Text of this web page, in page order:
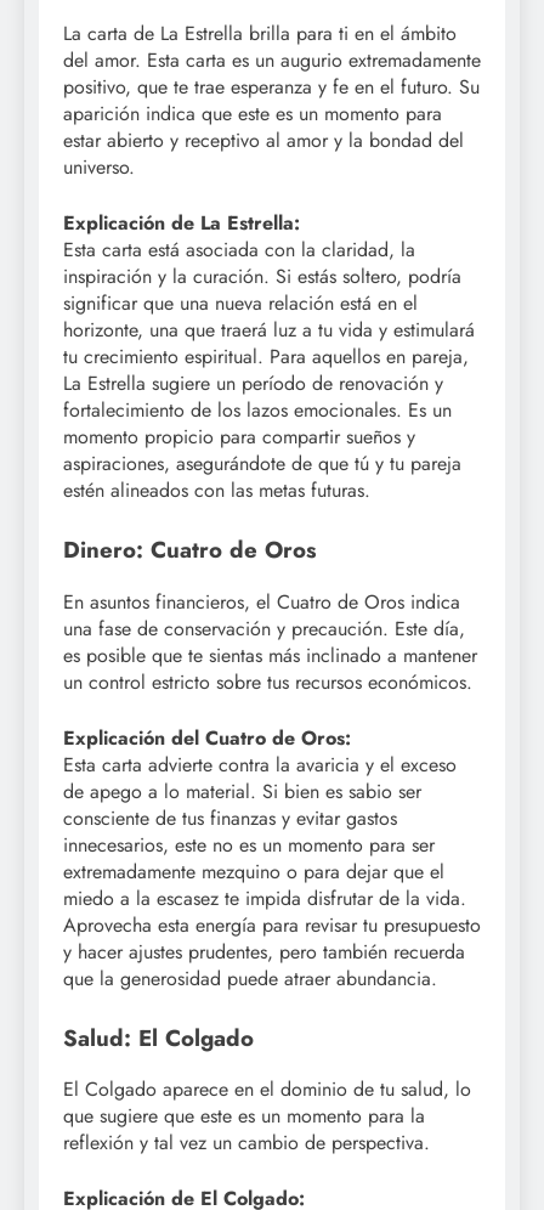
La carta de La Estrella brilla para ti en el ámbito
del amor. Esta carta es un augurio extremadamente
positivo, que te trae esperanza y fe en el futuro. Su
aparición indica que este es un momento para
estar abierto y receptivo al amor y la bondad del
universo.
Explicación de La Estrella:
Esta carta está asociada con la claridad, la
inspiración y la curación. Si estás soltero, podría
significar que una nueva relación está en el
horizonte, una que traerá luz a tu vida y estimulará
tu crecimiento espiritual. Para aquellos en pareja,
La Estrella sugiere un período de renovación y
fortalecimiento de los lazos emocionales. Es un
momento propicio para compartir sueños y
aspiraciones, asegurándote de que tú y tu pareja
estén alineados con las metas futuras.
Dinero: Cuatro de Oros
En asuntos financieros, el Cuatro de Oros indica
una fase de conservación y precaución. Este día,
es posible que te sientas más inclinado a mantener
un control estricto sobre tus recursos económicos.
Explicación del Cuatro de Oros:
Esta carta advierte contra la avaricia y el exceso
de apego a lo material. Si bien es sabio ser
consciente de tus finanzas y evitar gastos
innecesarios, este no es un momento para ser
extremadamente mezquino o para dejar que el
miedo a la escasez te impida disfrutar de la vida.
Aprovecha esta energía para revisar tu presupuesto
y hacer ajustes prudentes, pero también recuerda
que la generosidad puede atraer abundancia.
Salud: El Colgado
El Colgado aparece en el dominio de tu salud, lo
que sugiere que este es un momento para la
reflexión y tal vez un cambio de perspectiva.
Explicación de El Colgado: